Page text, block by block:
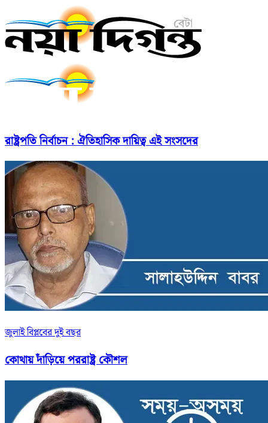
রাষ্ট্রপতি নির্বাচন : ঐতিহাসিক দায়িত্ব এই সংসদের
জুলাই বিপ্লবের দুই বছর
কোথায় দাঁড়িয়ে পররাষ্ট্র কৌশল